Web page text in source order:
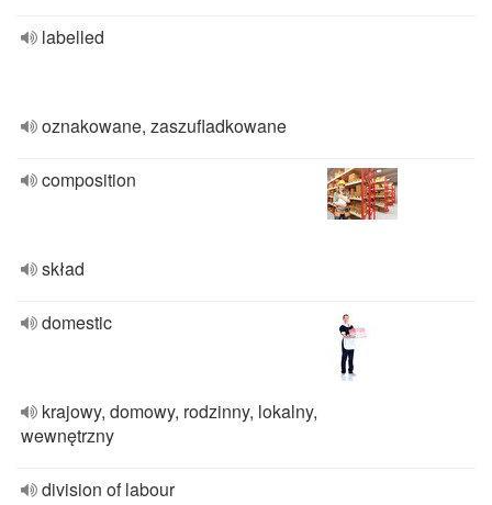
labelled
oznakowane, zaszufladkowane
composition
skład
domestic
krajowy, domowy, rodzinny, lokalny,
wewnętrzny
division of labour